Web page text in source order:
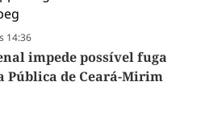
14:36
impede possível fuga
Pública de Ceará-Mirim